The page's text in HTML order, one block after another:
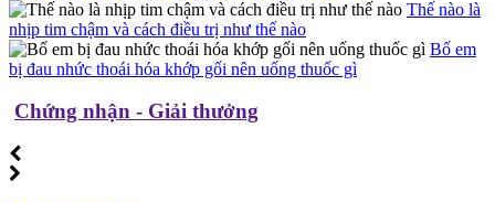
Thế nào là
nhịp tim chậm và cách điều trị như thế nào
Bố em
bị đau nhức thoái hóa khớp gối nên uống thuốc gì
Chứng nhận - Giải thưởng